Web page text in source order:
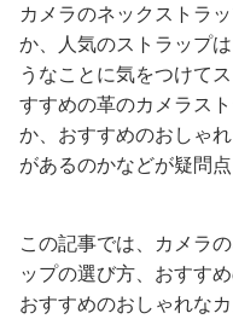
カメラのネックストラ
か、人気のストラップ
うなことに気をつけて
すすめの革のカメラス
か、おすすめのおしゃ
があるのかなどが疑問
この記事では、カメラ
ップの選び方、おすす
おすすめのおしゃれな